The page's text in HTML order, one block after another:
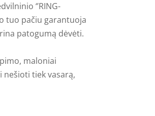
‘’RING-
tuo pačiu garantuoja
patogumą dėvėti.
maloniai
tiek vasarą,